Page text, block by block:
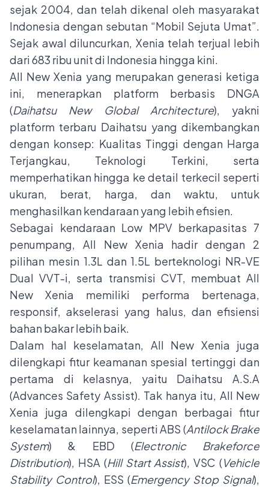
sejak 2004, dan telah dikenal oleh masyarakat
Indonesia dengan sebutan “Mobil Sejuta Umat”.
Sejak awal diluncurkan, Xenia telah terjual lebih
dari 683 ribu unit di Indonesia hingga kini.
All New Xenia yang merupakan generasi ketiga
ini, menerapkan platform berbasis DNGA
(Daihatsu New Global Architecture), yakni
platform terbaru Daihatsu yang dikembangkan
dengan konsep: Kualitas Tinggi dengan Harga
Terjangkau, Teknologi Terkini, serta
memperhatikan hingga ke detail terkecil seperti
ukuran, berat, harga, dan waktu, untuk
menghasilkan kendaraan yang lebih efisien.
Sebagai kendaraan Low MPV berkapasitas 7
penumpang, All New Xenia hadir dengan 2
pilihan mesin 1.3L dan 1.5L berteknologi NR-VE
Dual VVT-i, serta transmisi CVT, membuat All
New Xenia memiliki performa bertenaga,
responsif, akselerasi yang halus, dan efisiensi
bahan bakar lebih baik.
Dalam hal keselamatan, All New Xenia juga
dilengkapi fitur keamanan spesial tertinggi dan
pertama di kelasnya, yaitu Daihatsu A.S.A
(Advances Safety Assist). Tak hanya itu, All New
Xenia juga dilengkapi dengan berbagai fitur
keselamatan lainnya, seperti ABS (Antilock Brake
System) & EBD (Electronic Brakeforce
Distribution), HSA (Hill Start Assist), VSC (Vehicle
Stability Control), ESS (Emergency Stop Signal),